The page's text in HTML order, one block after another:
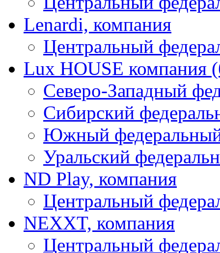
Lenardi, компания
Центральный
Lux HOUSE компания
Северо-Западный
Сибирский
Южный
Уральский
ND Play, компания
Центральный
NEXXT, компания
Центральный